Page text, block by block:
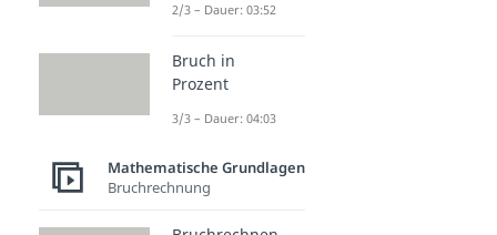
2/3 – Dauer: 03:52
Bruch in
Prozent
3/3 – Dauer: 04:03
Mathematische Grundlagen
Bruchrechnung